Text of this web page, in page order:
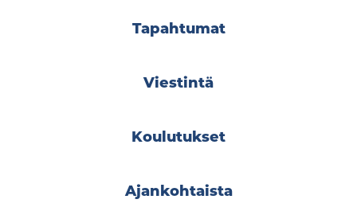
Tapahtumat
Viestintä
Koulutukset
Ajankohtaista